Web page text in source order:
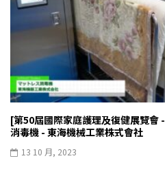
[第50屆國際家庭護理及復健展覽會
消毒機 - 東海機械工業株式會社
13 10 月, 2023